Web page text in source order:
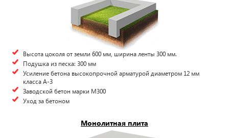
Высота цоколя от земли 600 мм, ширина ленты 300 мм.
Подушка из песка: 300 мм
Усиление бетона высокопрочной арматурой диаметром 12 мм
класса А-3
Заводской бетон марки М300
Уход за бетоном
Монолитная плита